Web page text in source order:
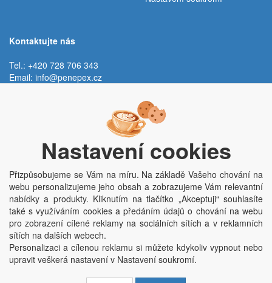
Kontaktujte nás
Tel.: +420 728 706 343
Email: info@penepex.cz
Trávník 2076, 686 03 Staré Město
Copyright © Penepex s.r.o. 2025, powered byABRA E-shop
Penepex s.r.o., Za Špicí 1798, 686 03 Staré Město; IČO: 03220923; DIČ:
CZ03220923; zápis do obchodního rejstříku dne 22. 7. 2014, krajský soud v
Brně oddíl C, vložka 84002
Nastavení cookies
Přizpůsobujeme se Vám na míru. Na základě Vašeho chování na
webu personalizujeme jeho obsah a zobrazujeme Vám relevantní
nabídky a produkty. Kliknutím na tlačítko „Akceptuji“ souhlasíte
také s využíváním cookies a předáním údajů o chování na webu
pro zobrazení cílené reklamy na sociálních sítích a v reklamních
sítích na dalších webech.
Personalizaci a cílenou reklamu si můžete kdykoliv vypnout nebo
upravit veškerá nastavení v Nastavení soukromí.